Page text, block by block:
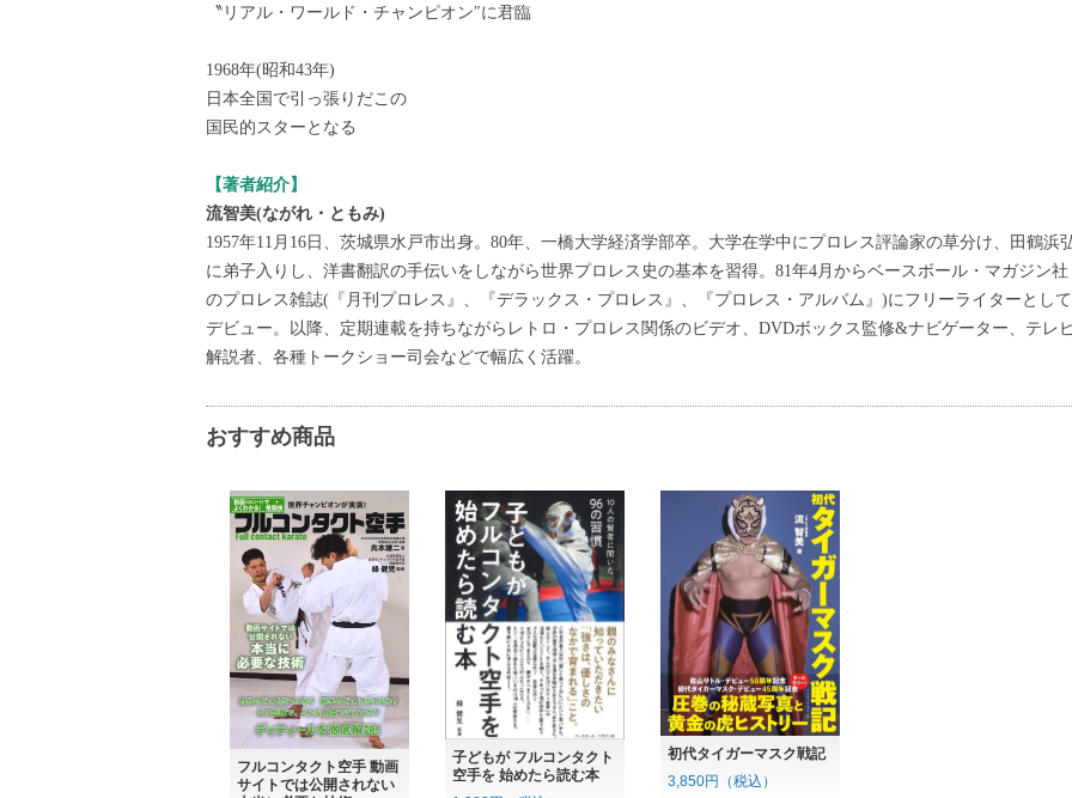
〝リアル・ワールド・チャンピオン″に君臨
1968年(昭和43年)
日本全国で引っ張りだこの
国民的スターとなる
【著者紹介】
流智美(ながれ・ともみ)
1957年11月16日、茨城県水戸市出身。80年、一橋大学経済学部卒。大学在学中にプロレス評論家の草分け、田鶴浜
に弟子入りし、洋書翻訳の手伝いをしながら世界プロレス史の基本を習得。81年4月からベースボール・マガジン社
のプロレス雑誌(『月刊プロレス』、『デラックス・プロレス』、『プロレス・アルバム』)にフリーライターとして
デビュー。以降、定期連載を持ちながらレトロ・プロレス関係のビデオ、DVDボックス監修&ナビゲーター、テレ
解説者、各種トークショー司会などで幅広く活躍。
おすすめ商品
フルコンタクト空手 動画
サイトでは公開されない
子どもが フルコンタクト
空手を 始めたら読む本
初代タイガーマスク戦記
3,850円（税込）